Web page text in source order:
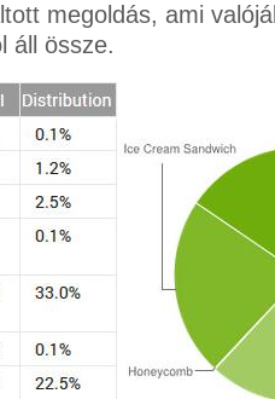
megoldás, ami
áll össze.